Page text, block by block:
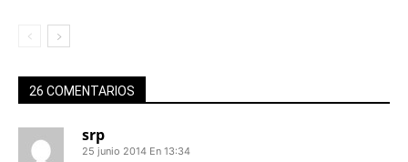
26 COMENTARIOS
srp
25 junio 2014 En 13:34